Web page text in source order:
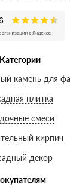
Категории
камень для
плитка
смеси
кирпич
декор